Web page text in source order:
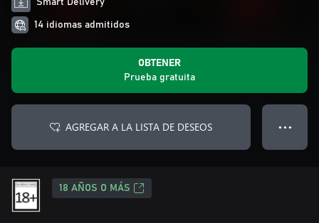
Smart Delivery
14 idiomas admitidos
OBTENER
Prueba gratuita
AGREGAR A LA LISTA DE DESEOS ● ● ●
18 AÑOS O MÁS